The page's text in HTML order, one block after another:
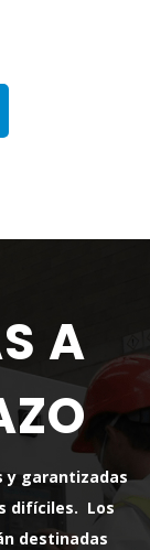
A
y garantizadas
difíciles. Los
destinadas